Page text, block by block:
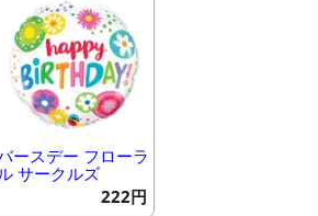
ースデー フローラ
ル サークルズ
222円